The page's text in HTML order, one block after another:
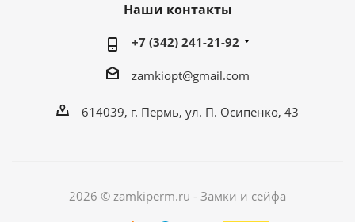
Наши контакты
+7 (342) 241-21-92
zamkiopt@gmail.com
614039, г. Пермь, ул. П. Осипенко, 43
2026 © zamkiperm.ru - Замки и сейфа